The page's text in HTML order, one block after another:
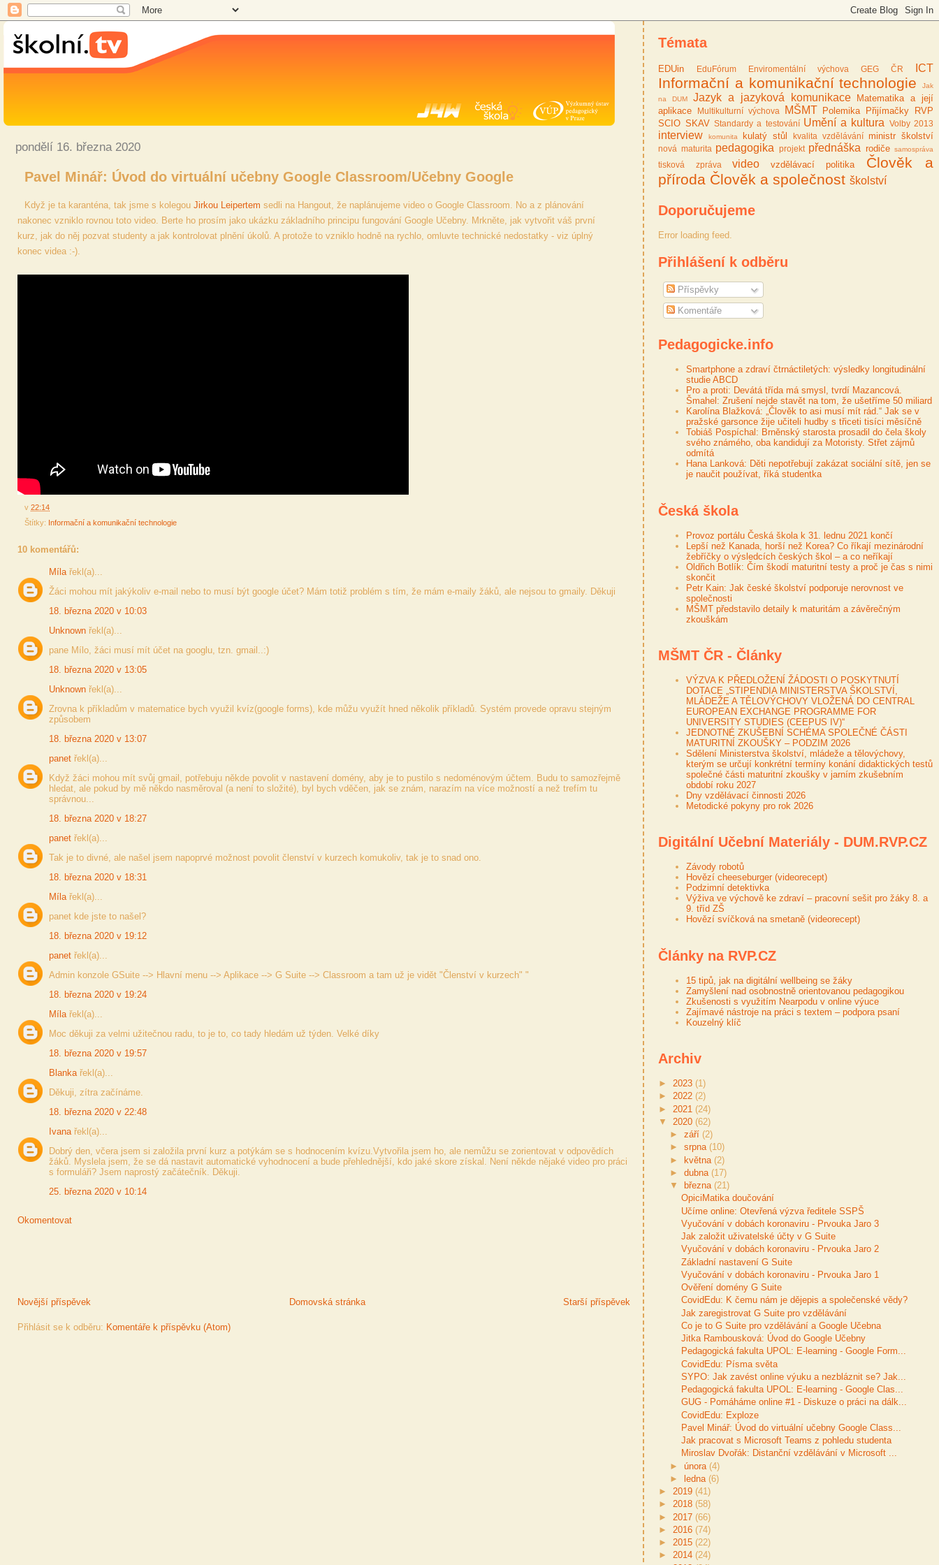
pondělí 16. března 2020
Pavel Minář: Úvod do virtuální učebny Google Classroom/Učebny Google
Když je ta karanténa, tak jsme s kolegou Jirkou Leipertem sedli na Hangout, že naplánujeme video o Google Classroom. No a z plánování
nakonec vzniklo rovnou toto video. Berte ho prosím jako ukázku základního principu fungování Google Učebny. Mrkněte, jak vytvořit váš první
kurz, jak do něj pozvat studenty a jak kontrolovat plnění úkolů. A protože to vzniklo hodně na rychlo, omluvte technické nedostatky - viz úplný
konec videa :-).
v 22:14
Štítky: Informační a komunikační technologie
10 komentářů:
Mílařekl(a)...
Žáci mohou mít jakýkoliv e-mail nebo to musí být google účet? Mám totiž problém s tím, že mám e-maily žáků, ale nejsou to gmaily. Děkuji
18. března 2020 v 10:03
Unknown řekl(a)...
pane Mílo, žáci musí mít účet na googlu, tzn. gmail..:)
18. března 2020 v 13:05
Unknown řekl(a)...
Zrovna k příkladům v matematice bych využil kvíz(google forms), kde můžu využít hned několik příkladů. Systém provede opravu stejným
způsobem
18. března 2020 v 13:07
panet řekl(a)...
Když žáci mohou mít svůj gmail, potřebuju někde povolit v nastavení domény, aby je to pustilo s nedoménovým účtem. Budu to samozřejmě
hledat, ale pokud by mě někdo nasměroval (a není to složité), byl bych vděčen, jak se znám, narazím na více možností a než trefím tu
správnou...
18. března 2020 v 18:27
panet řekl(a)...
Tak je to divné, ale našel jsem napoprvé možnost povolit členství v kurzech komukoliv, tak je to snad ono.
18. března 2020 v 18:31
Mílařekl(a)...
panet kde jste to našel?
18. března 2020 v 19:12
panet řekl(a)...
Admin konzole GSuite --> Hlavní menu --> Aplikace --> G Suite --> Classroom a tam už je vidět "Členství v kurzech" "
18. března 2020 v 19:24
Mílařekl(a)...
Moc děkuji za velmi užitečnou radu, to je to, co tady hledám už týden. Velké díky
18. března 2020 v 19:57
Blankařekl(a)...
Děkuji, zítra začínáme.
18. března 2020 v 22:48
Ivanařekl(a)...
Dobrý den, včera jsem si založila první kurz a potýkám se s hodnocením kvízu.Vytvořila jsem ho, ale nemůžu se zorientovat v odpovědích
žáků. Myslela jsem, že se dá nastavit automatické vyhodnocení a bude přehlednější, kdo jaké skore získal. Není někde nějaké video pro práci
s formuláři? Jsem naprostý začátečník. Děkuji.
25. března 2020 v 10:14
Okomentovat
Novější příspěvek Starší příspěvek
Domovská stránka
Přihlásit se k odběru: Komentáře k příspěvku (Atom)
Témata
EDUin EduFórum Enviromentální výchova GEG ČR ICT
Informační a komunikační technologie
Jak
na DUM
Jazyk a jazyková komunikace
Matematika a její
aplikace
Multikulturní výchova MŠMT Polemika Přijímačky
RVP
SCIO SKAV Standardy a testování Umění a kultura Volby 2013
interview komunita kulatý stůl kvalita vzdělávání ministr školství
nová maturita pedagogika projekt přednáška rodiče samospráva
tisková zpráva video vzdělávací politika
Člověk a
příroda Člověk a společnost školství
Doporučujeme
Error loading feed.
Přihlášení k odběru
Příspěvky
Komentáře
Pedagogicke.info
Smartphone a zdraví čtrnáctiletých: výsledky longitudinální
studie ABCD
Pro a proti: Devátá třída má smysl, tvrdí Mazancová.
Šmahel: Zrušení nejde stavět na tom, že ušetříme 50 miliard
Karolína Blažková: „Člověk to asi musí mít rád.“ Jak se v
pražské garsonce žije učiteli hudby s třiceti tisíci měsíčně
Tobiáš Pospíchal: Brněnský starosta prosadil do čela školy
svého známého, oba kandidují za Motoristy. Střet zájmů
odmítá
Hana Lanková: Děti nepotřebují zakázat sociální sítě, jen se
je naučit používat, říká studentka
Česká škola
Provoz portálu Česká škola k 31. lednu 2021 končí
Lepší než Kanada, horší než Korea? Co říkají mezinárodní
žebříčky o výsledcích českých škol – a co neříkají
Oldřich Botlík: Čím škodí maturitní testy a proč je čas s nimi
skončit
Petr Kain: Jak české školství podporuje nerovnost ve
společnosti
MŠMT představilo detaily k maturitám a závěrečným
zkouškám
MŠMT ČR - Články
VÝZVA K PŘEDLOŽENÍ ŽÁDOSTI O POSKYTNUTÍ
DOTACE „STIPENDIA MINISTERSTVA ŠKOLSTVÍ,
MLÁDEŽE A TĚLOVÝCHOVY VLOŽENÁ DO CENTRAL
EUROPEAN EXCHANGE PROGRAMME FOR
UNIVERSITY STUDIES (CEEPUS IV)“
JEDNOTNÉ ZKUŠEBNÍ SCHÉMA SPOLEČNÉ ČÁSTI
MATURITNÍ ZKOUŠKY – PODZIM 2026
Sdělení Ministerstva školství, mládeže a tělovýchovy,
kterým se určují konkrétní termíny konání didaktických testů
společné části maturitní zkoušky v jarním zkušebním
období roku 2027
Dny vzdělávací činnosti 2026
Metodické pokyny pro rok 2026
Digitální Učební Materiály - DUM.RVP.CZ
Závody robotů
Hovězí cheeseburger (videorecept)
Podzimní detektivka
Výživa ve výchově ke zdraví – pracovní sešit pro žáky 8. a
9. tříd ZŠ
Hovězí svíčková na smetaně (videorecept)
Články na RVP.CZ
15 tipů, jak na digitální wellbeing se žáky
Zamyšlení nad osobnostně orientovanou pedagogikou
Zkušenosti s využitím Nearpodu v online výuce
Zajímavé nástroje na práci s textem – podpora psaní
Kouzelný klíč
Archiv
►2023 (1)
►2022 (2)
► 2021 (24)
▼ 2020 (62)
► září (2)
► srpna (10)
► května (2)
► dubna (17)
▼
března (21)
OpiciMatika doučování
Učíme online: Otevřená výzva ředitele SSPŠ
Vyučování v dobách koronaviru - Prvouka Jaro 3
Jak založit uživatelské účty v G Suite
Vyučování v dobách koronaviru - Prvouka Jaro 2
Základní nastavení G Suite
Vyučování v dobách koronaviru - Prvouka Jaro 1
Ověření domény G Suite
CovidEdu: K čemu nám je dějepis a společenské vědy?
Jak zaregistrovat G Suite pro vzdělávání
Co je to G Suite pro vzdělávání a Google Učebna
Jitka Rambousková: Úvod do Google Učebny
Pedagogická fakulta UPOL: E-learning - Google Form...
CovidEdu: Písma světa
SYPO: Jak zavést online výuku a nezbláznit se? Jak...
Pedagogická fakulta UPOL: E-learning - Google Clas...
GUG - Pomáháme online #1 - Diskuze o práci na dálk...
CovidEdu: Exploze
Pavel Minář: Úvod do virtuální učebny Google Class...
Jak pracovat s Microsoft Teams z pohledu studenta
Miroslav Dvořák: Distanční vzdělávání v Microsoft ...
► února (4)
►
ledna (6)
►2019 (41)
►2018 (58)
► 2017 (66)
► 2016 (74)
►2015 (22)
►2014 (24)